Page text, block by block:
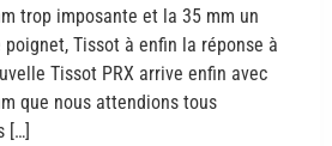
trop imposante et la 35 mm un
Tissot à enfin la réponse à
Tissot PRX arrive enfin avec
que nous attendions tous
[…]